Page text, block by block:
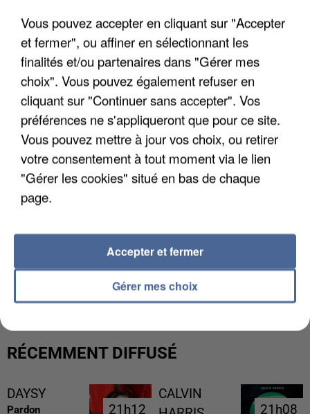
INTERMARCHÉ APRÈS UNE...
LES FRANÇAIS, FANS DE LA FLEMME
RÉCEMMENT DIFFUSÉ
DAYSY
Pardon 21h12
21h12
CALVIN
21h08
21h08
Vous pouvez accepter en cliquant sur "Accepter
et fermer", ou affiner en sélectionnant les
finalités et/ou partenaires dans "Gérer mes
choix". Vous pouvez également refuser en
cliquant sur "Continuer sans accepter". Vos
préférences ne s'appliqueront que pour ce site.
Vous pouvez mettre à jour vos choix, ou retirer
votre consentement à tout moment via le lien
"Gérer les cookies" situé en bas de chaque
page.
Gérer mes choix
Accepter et fermer